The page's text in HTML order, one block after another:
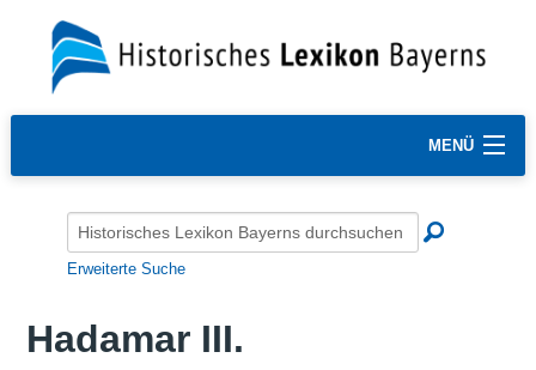
MENÜ
Erweiterte Suche
Hadamar III.